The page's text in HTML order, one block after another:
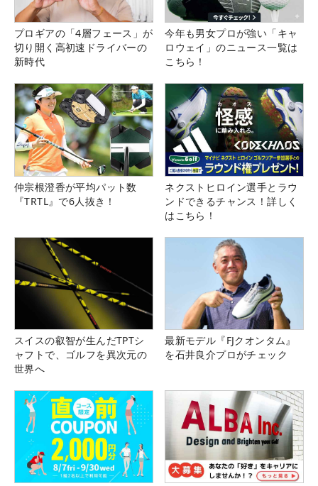
プロギアの「4層フェース」が
切り開く高初速ドライバーの
新時代
今年も男女プロが強い「キャ
ロウェイ」のニュース一覧は
こちら！
仲宗根澄香が平均パット数
『TRTL』で6人抜き！
ネクストヒロイン選手とラウ
ンドできるチャンス！詳しく
はこちら！
スイスの叡智が生んだTPTシ
ャフトで、ゴルフを異次元の
世界へ
最新モデル『FJクオンタム』
を石井良介プロがチェック